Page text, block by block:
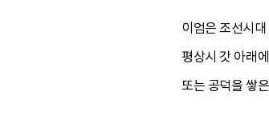
이엄은 조선시
평상시 갓 아래
또는 공덕을 쌓